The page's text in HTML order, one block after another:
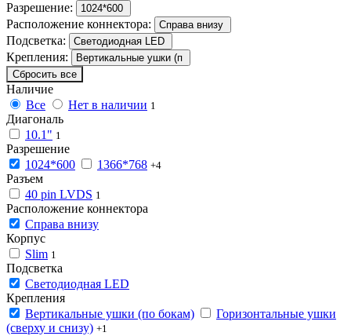
Разрешение:
1024*600
Расположение коннектора: Справа внизу
Подсветка: Светодиодная LED
Крепления:
Вертикальные ушки (п
Сбросить все
Наличие
Все
Нет в наличии 1
Диагональ
10.1" 1
Разрешение
1024*600
1366*768 +4
Разъем
40 pin LVDS 1
Расположение коннектора
Справа внизу
Корпус
Slim 1
Подсветка
Светодиодная LED
Крепления
Вертикальные ушки (по бокам)
Горизонтальные ушки
(сверху и снизу) +1